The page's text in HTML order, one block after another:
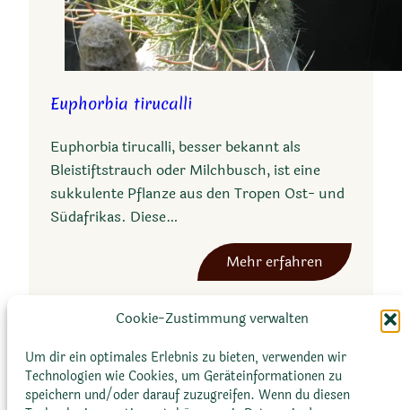
Cookie-Zustimmung verwalten
Um dir ein optimales Erlebnis zu bieten, verwenden wir
Technologien wie Cookies, um Geräteinformationen zu
speichern und/oder darauf zuzugreifen. Wenn du diesen
Euphorbia tirucalli
Euphorbia tirucalli, besser bekannt als
Bleistiftstrauch oder Milchbusch, ist eine
sukkulente Pflanze aus den Tropen Ost- und
Südafrikas. Diese…
Mehr erfahren
E
h
o
r